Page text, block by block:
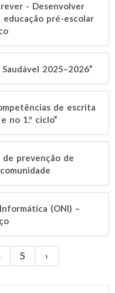
- Desenvolver
pré-escolar
2025–2026”
de escrita
no 1.º ciclo”
de prevenção de
(ONI) –
5 ›